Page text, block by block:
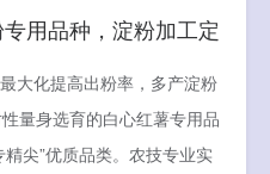
用品种，淀粉加工定
大化提高出粉率，多产淀粉
量身选育的白心红薯专用品
尖”优质品类。农技专业实